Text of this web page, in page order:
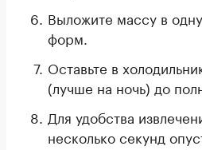
Выложите массу в
форм.
Оставьте в
(лучше на ночь) до
Для удобства
несколько секунд